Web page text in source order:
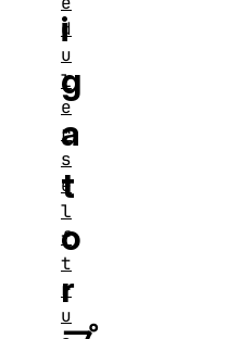
i
g
a
t
o
r
d
u
l
e
r
s
e
l
f
t
r
u